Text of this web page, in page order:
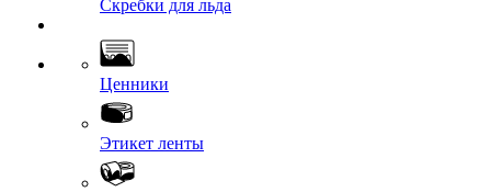
Скребки для льда
Ценники
Этикет ленты